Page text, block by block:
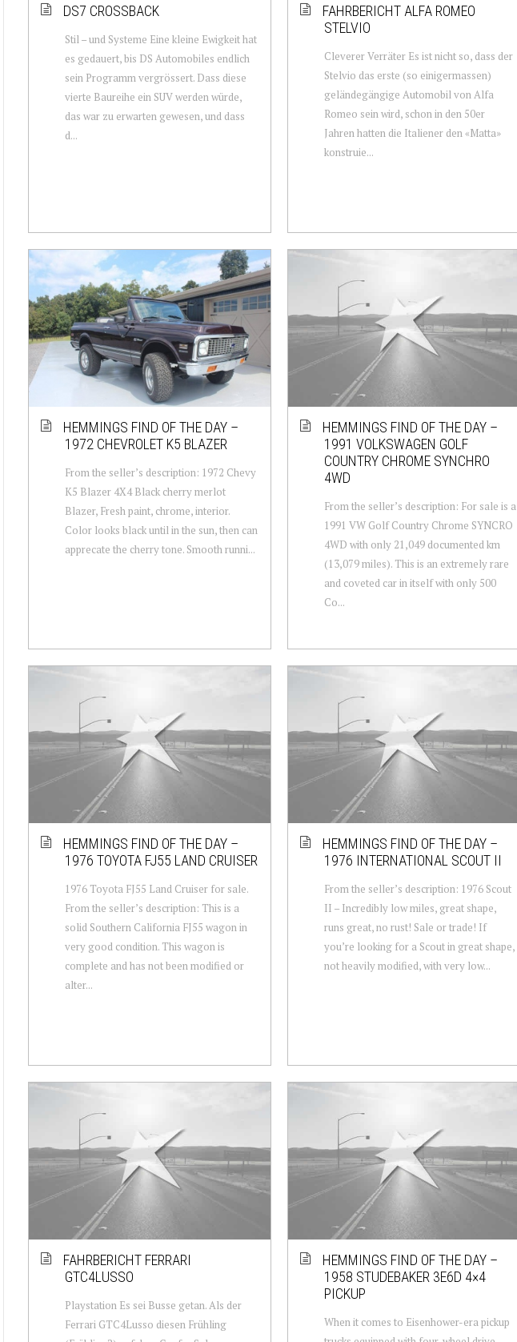
DS7 CROSSBACK
Stil – und Systeme Eine kleine Ewigkeit hat
es gedauert, bis DS Automobiles endlich
sein Programm vergrössert. Dass diese
vierte Baureihe ein SUV werden würde,
das war zu erwarten gewesen, und dass
d...
FAHRBERICHT ALFA ROMEO
STELVIO
Cleverer Verräter Es ist nicht so, dass der
Stelvio das erste (so einigermassen)
geländegängige Automobil von Alfa
Romeo sein wird, schon in den 50er
Jahren hatten die Italiener den «Matta»
konstruie...
HEMMINGS FIND OF THE DAY –
1972 CHEVROLET K5 BLAZER
From the seller’s description: 1972 Chevy
K5 Blazer 4X4 Black cherry merlot
Blazer, Fresh paint, chrome, interior.
Color looks black until in the sun, then can
apprecate the cherry tone. Smooth runni...
HEMMINGS FIND OF THE DAY –
1991 VOLKSWAGEN GOLF
COUNTRY CHROME SYNCHRO
4WD
From the seller’s description: For sale is a
1991 VW Golf Country Chrome SYNCRO
4WD with only 21,049 documented km
(13,079 miles). This is an extremely rare
and coveted car in itself with only 500
Co...
HEMMINGS FIND OF THE DAY –
1976 TOYOTA FJ55 LAND CRUISER
1976 Toyota FJ55 Land Cruiser for sale.
From the seller’s description: This is a
solid Southern California FJ55 wagon in
very good condition. This wagon is
complete and has not been modified or
alter...
HEMMINGS FIND OF THE DAY –
1976 INTERNATIONAL SCOUT II
From the seller’s description: 1976 Scout
II – Incredibly low miles, great shape,
runs great, no rust! Sale or trade! If
you’re looking for a Scout in great shape,
not heavily modified, with very low...
FAHRBERICHT FERRARI
GTC4LUSSO
Playstation Es sei Busse getan. Als der
Ferrari GTC4Lusso diesen Frühling
HEMMINGS FIND OF THE DAY –
1958 STUDEBAKER 3E6D 4×4
PICKUP
When it comes to Eisenhower-era pickup